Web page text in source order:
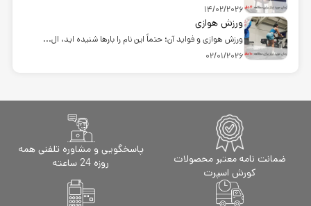
14/02/2026
ورزش هوازی
ورزش هوازی و فواید آن؛ حتماً این نام را بارها شنیده اید، ال...
02/01/2026
ضمانت نامه معتبر محصولات
کورش اسپرت
پاسخگویی و مشاوره تلفنی همه
روزه 24 ساعته